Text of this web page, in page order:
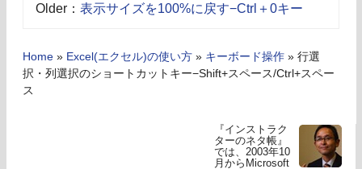
Older： 表示サイズを100%に戻す−Ctrl＋0キー
Home » Excel(エクセル)の使い方 » キーボード操作 » 行選
択・列選択のショートカットキー−Shift+スペース/Ctrl+スペー
ス
『インストラク
ターのネタ帳』
では、2003年10
月からMicrosoft